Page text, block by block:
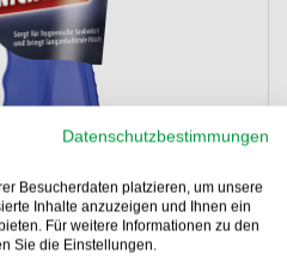
Datenschutzbestimmungen
Besucherdaten platzieren, um unsere
Inhalte anzuzeigen und Ihnen ein
Für weitere Informationen zu den
Sie die Einstellungen.